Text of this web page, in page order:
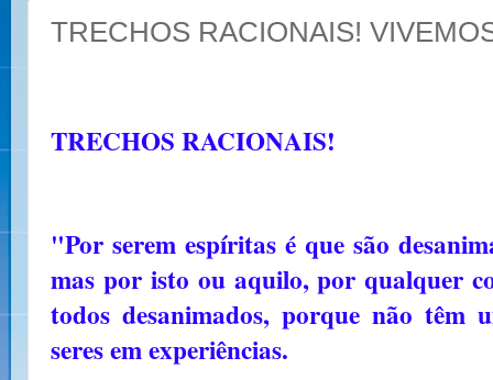
TRECHOS RACIONAIS!
TRECHOS RACIONAIS!
"Por serem espíritas é que são
mas por isto ou aquilo, por qualquer
todos desanimados, porque não têm
seres em experiências.